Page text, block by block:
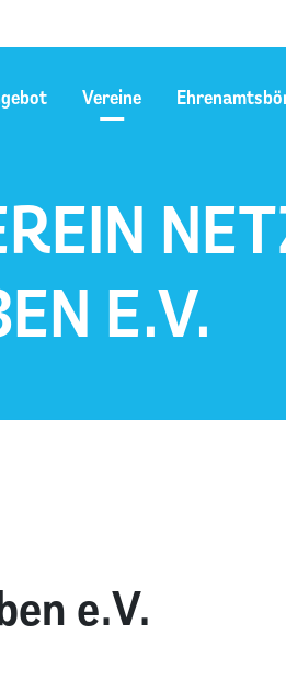
Vereine
E.V.
e.V.